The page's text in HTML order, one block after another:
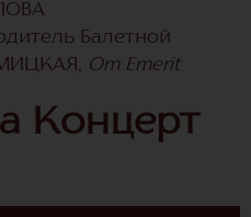
Балетной
Om Emerit
Концерт